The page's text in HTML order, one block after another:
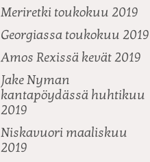
Meriretki toukokuu 2019
Georgiassa toukokuu 2019
Amos Rexissä kevät 2019
Jake Nyman
kantapöydässä huhtikuu
2019
Niskavuori maaliskuu
2019